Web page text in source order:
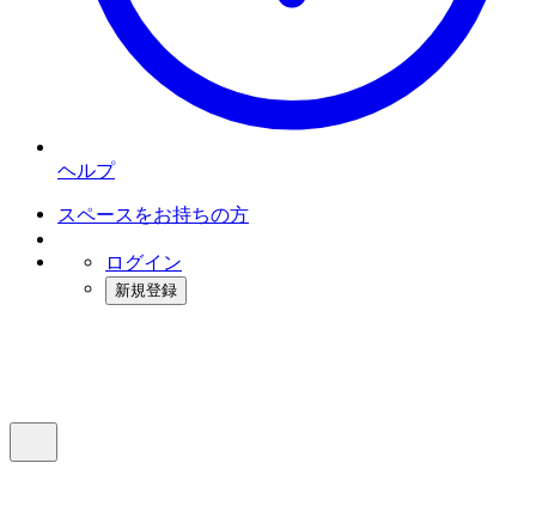
ヘルプ
スペースをお持ちの方
ログイン
新規登録